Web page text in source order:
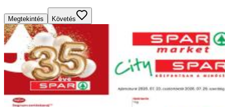
Megtekintés Követés